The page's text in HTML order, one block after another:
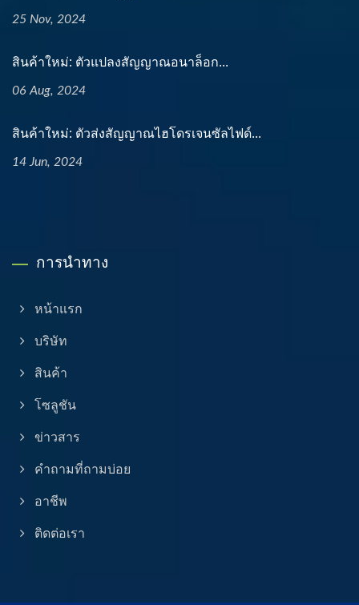
25 Nov, 2024
สินค้าใหม่: ตัวแปลงสัญญาณอนาล็อก...
06 Aug, 2024
สินค้าใหม่: ตัวส่งสัญญาณไฮโดรเจนซัลไฟด์...
14 Jun, 2024
การนำทาง
หน้าแรก
บริษัท
สินค้า
โซลูชัน
ข่าวสาร
คำถามที่ถามบ่อย
อาชีพ
ติดต่อเรา